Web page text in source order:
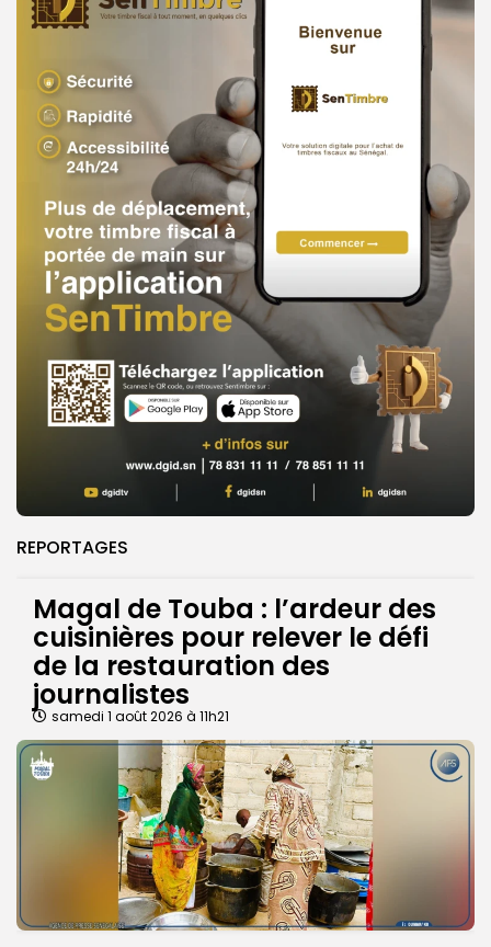
REPORTAGES
Magal de Touba : l’ardeur des
cuisinières pour relever le défi
de la restauration des
journalistes
samedi 1 août 2026 à 11h21